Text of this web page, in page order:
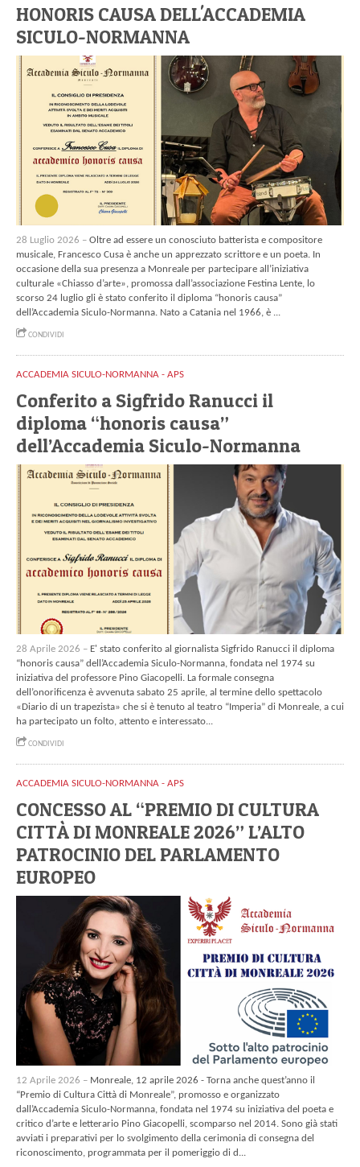
HONORIS CAUSA DELL'ACCADEMIA
SICULO-NORMANNA
28 Luglio 2026 – Oltre ad essere un conosciuto batterista e compositore
musicale, Francesco Cusa è anche un apprezzato scrittore e un poeta. In
occasione della sua presenza a Monreale per partecipare all’iniziativa
culturale «Chiasso d’arte», promossa dall’associazione Festina Lente, lo
scorso 24 luglio gli è stato conferito il diploma “honoris causa”
dell’Accademia Siculo-Normanna. Nato a Catania nel 1966, è ...
CONDIVIDI
ACCADEMIA SICULO-NORMANNA - APS
Conferito a Sigfrido Ranucci il
diploma “honoris causa”
dell’Accademia Siculo-Normanna
28 Aprile 2026 – E' stato conferito al giornalista Sigfrido Ranucci il diploma
“honoris causa” dell’Accademia Siculo-Normanna, fondata nel 1974 su
iniziativa del professore Pino Giacopelli. La formale consegna
dell’onorificenza è avvenuta sabato 25 aprile, al termine dello spettacolo
«Diario di un trapezista» che si è tenuto al teatro “Imperia” di Monreale, a cui
ha partecipato un folto, attento e interessato...
CONDIVIDI
ACCADEMIA SICULO-NORMANNA - APS
CONCESSO AL “PREMIO DI CULTURA
CITTÀ DI MONREALE 2026” L’ALTO
PATROCINIO DEL PARLAMENTO
EUROPEO
12 Aprile 2026 – Monreale, 12 aprile 2026 - Torna anche quest’anno il
“Premio di Cultura Città di Monreale”, promosso e organizzato
dall’Accademia Siculo-Normanna, fondata nel 1974 su iniziativa del poeta e
critico d’arte e letterario Pino Giacopelli, scomparso nel 2014. Sono già stati
avviati i preparativi per lo svolgimento della cerimonia di consegna del
riconoscimento, programmata per il pomeriggio di d...